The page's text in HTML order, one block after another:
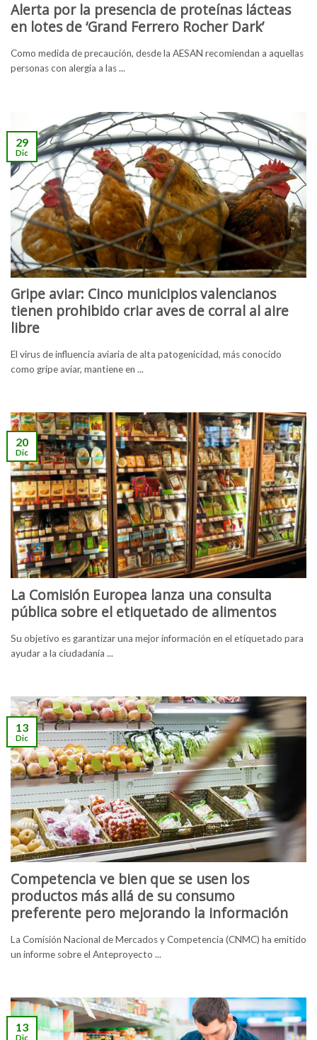
Alerta por la presencia de proteínas lácteas
en lotes de ‘Grand Ferrero Rocher Dark’
Como medida de precaución, desde la AESAN recomiendan a aquellas
personas con alergia a las ...
Gripe aviar: Cinco municipios valencianos
tienen prohibido criar aves de corral al aire
libre
El virus de influencia aviaria de alta patogenicidad, más conocido
como gripe aviar, mantiene en ...
29
Dic
La Comisión Europea lanza una consulta
pública sobre el etiquetado de alimentos
Su objetivo es garantizar una mejor información en el etiquetado para
ayudar a la ciudadanía ...
20
Dic
Competencia ve bien que se usen los
productos más allá de su consumo
preferente pero mejorando la información
La Comisión Nacional de Mercados y Competencia (CNMC) ha emitido
un informe sobre el Anteproyecto ...
13
Dic
13
Dic